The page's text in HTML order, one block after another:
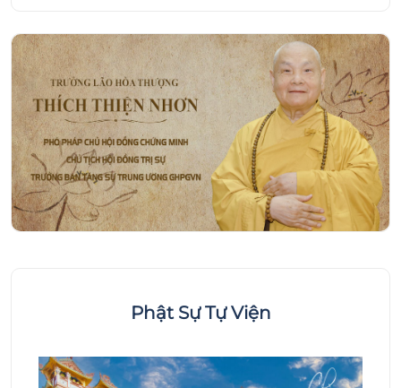
Phật Sự Tự Viện